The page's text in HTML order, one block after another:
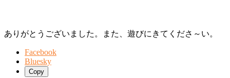
ありがとうございました。また、遊びにきてくださ～い。
Facebook
Bluesky
Copy